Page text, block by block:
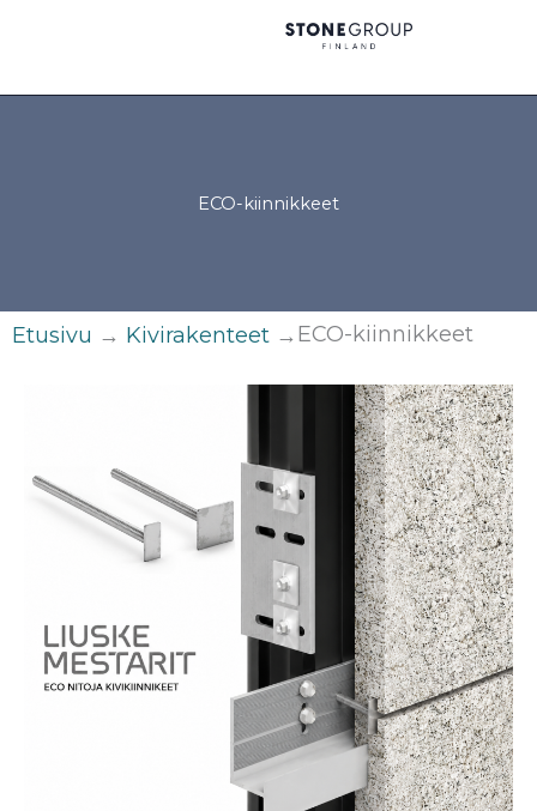
ECO-kiinnikkeet
Etusivu → Kivirakenteet →ECO-kiinnikkeet